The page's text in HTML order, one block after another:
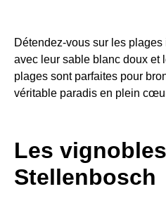
Détendez-vous sur les
avec leur sable blanc doux et
plages sont parfaites pour
véritable paradis en plein
Les
Stellenbosch